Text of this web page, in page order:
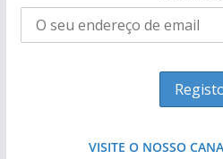
VISITE O NOSSO